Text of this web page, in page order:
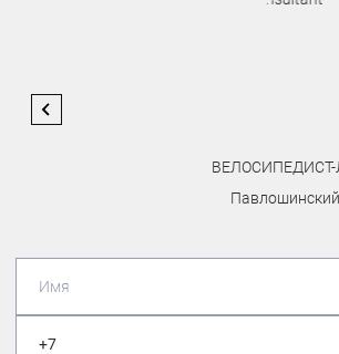
ВЕЛОСИПЕДИСТ-
Павлошинский Максим